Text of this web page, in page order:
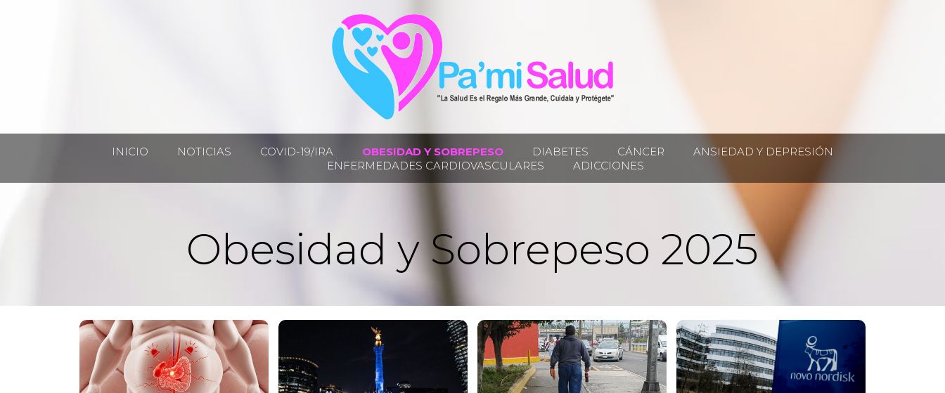
INICIO NOTICIAS COVID-19/IRA OBESIDAD Y SOBREPESO DIABETES CÁNCER
ANSIEDAD Y DEPRESIÓN
ENFERMEDADES CARDIOVASCULARES
ADICCIONES
Obesidad y Sobrepeso 2025